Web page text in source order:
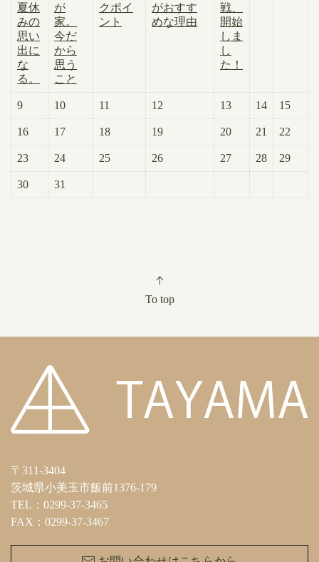
夏休
みの
思い
出に
な
る。
が
家。
今だ
から
思う
こと
クポイ
ント
がおすす
めな理由
戦、
開始
しま
し
た！
9 10 11 12 13 14 15
16 17 18 19 20 21 22
23 24 25 26 27 28 29
30 31
To top
〒311-3404
茨城県小美玉市飯前1376-179
TEL：0299-37-3465
FAX：0299-37-3467